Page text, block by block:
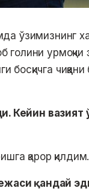
ўзимизнинг
урмоқчи
чиққани
Кейин вазият
қарор қилдим.
қандай